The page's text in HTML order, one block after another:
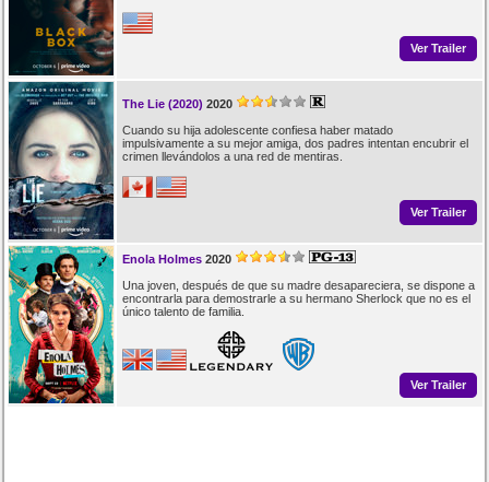
Ver Trailer
The Lie (2020) 2020
Cuando su hija adolescente confiesa haber matado
impulsivamente a su mejor amiga, dos padres intentan encubrir el
crimen llevándolos a una red de mentiras.
Ver Trailer
Enola Holmes 2020
Una joven, después de que su madre desapareciera, se dispone a
encontrarla para demostrarle a su hermano Sherlock que no es el
único talento de familia.
Ver Trailer